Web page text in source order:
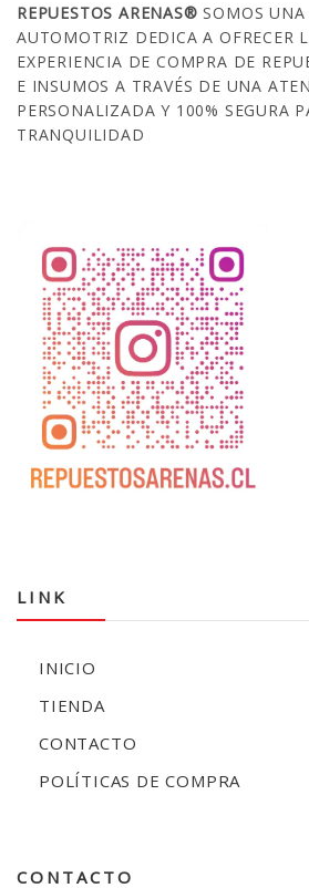
REPUESTOS ARENAS®SOMOS UNA
AUTOMOTRIZ DEDICA A OFRECER
EXPERIENCIA DE COMPRA DE
E INSUMOS A TRAVÉS DE UNA
PERSONALIZADA Y 100% SEGURA
TRANQUILIDAD
LINK
INICIO
TIENDA
CONTACTO
POLÍTICAS DE COMPRA
CONTACTO